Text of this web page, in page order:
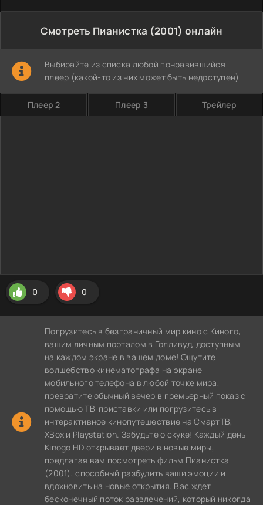
Смотреть Пианистка (2001) онлайн
Выбирайте из списка любой понравившийся
плеер (какой-то из них может быть недоступен)
Плеер 2 Плеер 3 Трейлер
0 0
Погрузитесь в безграничный мир кино с Киного,
вашим личным порталом в Голливуд, доступным
на каждом экране в вашем доме! Ощутите
волшебство кинематографа на экране
мобильного телефона в любой точке мира,
превратите обычный вечер в премьерный показ с
помощью ТВ-приставки или погрузитесь в
интерактивное кинопутешествие на СмартТВ,
XBox и Playstation. Забудьте о скуке! Каждый день
Kinogo HD открывает двери в новые миры,
предлагая вам посмотреть фильм Пианистка
(2001), способный разбудить ваши эмоции и
вдохновить на новые открытия. Вас ждет
бесконечный поток развлечений, который никогда